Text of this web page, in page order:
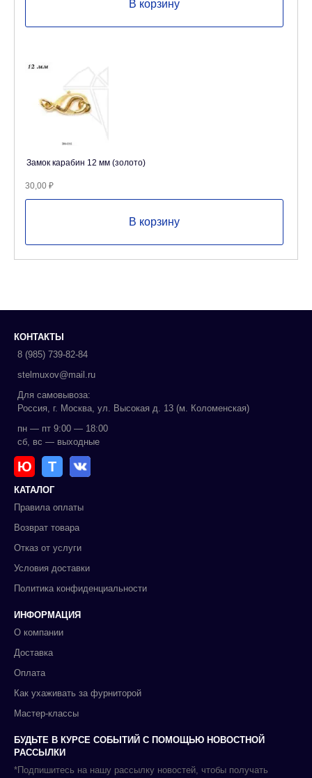
В корзину
Замок карабин 12 мм (золото)
30,00 ₽
В корзину
КОНТАКТЫ
8 (985) 739-82-84
stelmuxov@mail.ru
Для самовывоза:
Россия, г. Москва, ул. Высокая д. 13 (м. Коломенская)
пн — пт 9:00 — 18:00
сб, вс — выходные
Ю Т
КАТАЛОГ
Правила оплаты
Возврат товара
Отказ от услуги
Условия доставки
Политика конфиденциальности
ИНФОРМАЦИЯ
О компании
Доставка
Оплата
Как ухаживать за фурниторой
Мастер-классы
БУДЬТЕ В КУРСЕ СОБЫТИЙ С ПОМОЩЬЮ НОВОСТНОЙ
РАССЫЛКИ
*Подпишитесь на нашу рассылку новостей, чтобы получать